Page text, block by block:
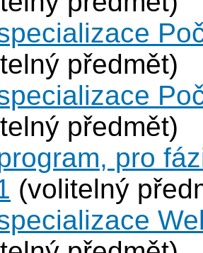
předmět)
předmět)
pro
(volitelný